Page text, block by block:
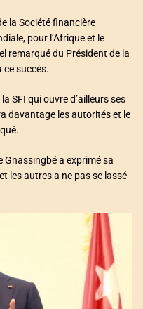
la Société financière
pour l’Afrique et le
remarqué du Président de la
ce succès.
SFI qui ouvre d’ailleurs ses
davantage les autorités et le
Gnassingbé a exprimé sa
les autres a ne pas se lassé